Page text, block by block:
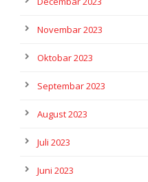
Novembar 2023
Oktobar 2023
Septembar 2023
August 2023
Juli 2023
Juni 2023